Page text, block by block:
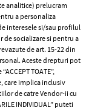
conditii
cookies
analitice) prelucram
a personaliza
interesele si/sau profilul
socializare si pentru a
de art. 15-22 din
Aceste drepturi pot
TOATE”,
care implica inclusiv
de catre Vendor-ii cu
INDIVIDUAL” puteti